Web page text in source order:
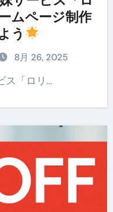
ムページ制作
う
8月 26, 2025
ス「ロリ…